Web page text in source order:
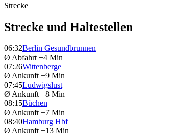
Strecke
Strecke und Haltestellen
06:32Berlin Gesundbrunnen
Ø Abfahrt +4 Min
07:26Wittenberge
Ø Ankunft +9 Min
07:45Ludwigslust
Ø Ankunft +8 Min
08:15Büchen
Ø Ankunft +7 Min
08:40Hamburg Hbf
Ø Ankunft +13 Min